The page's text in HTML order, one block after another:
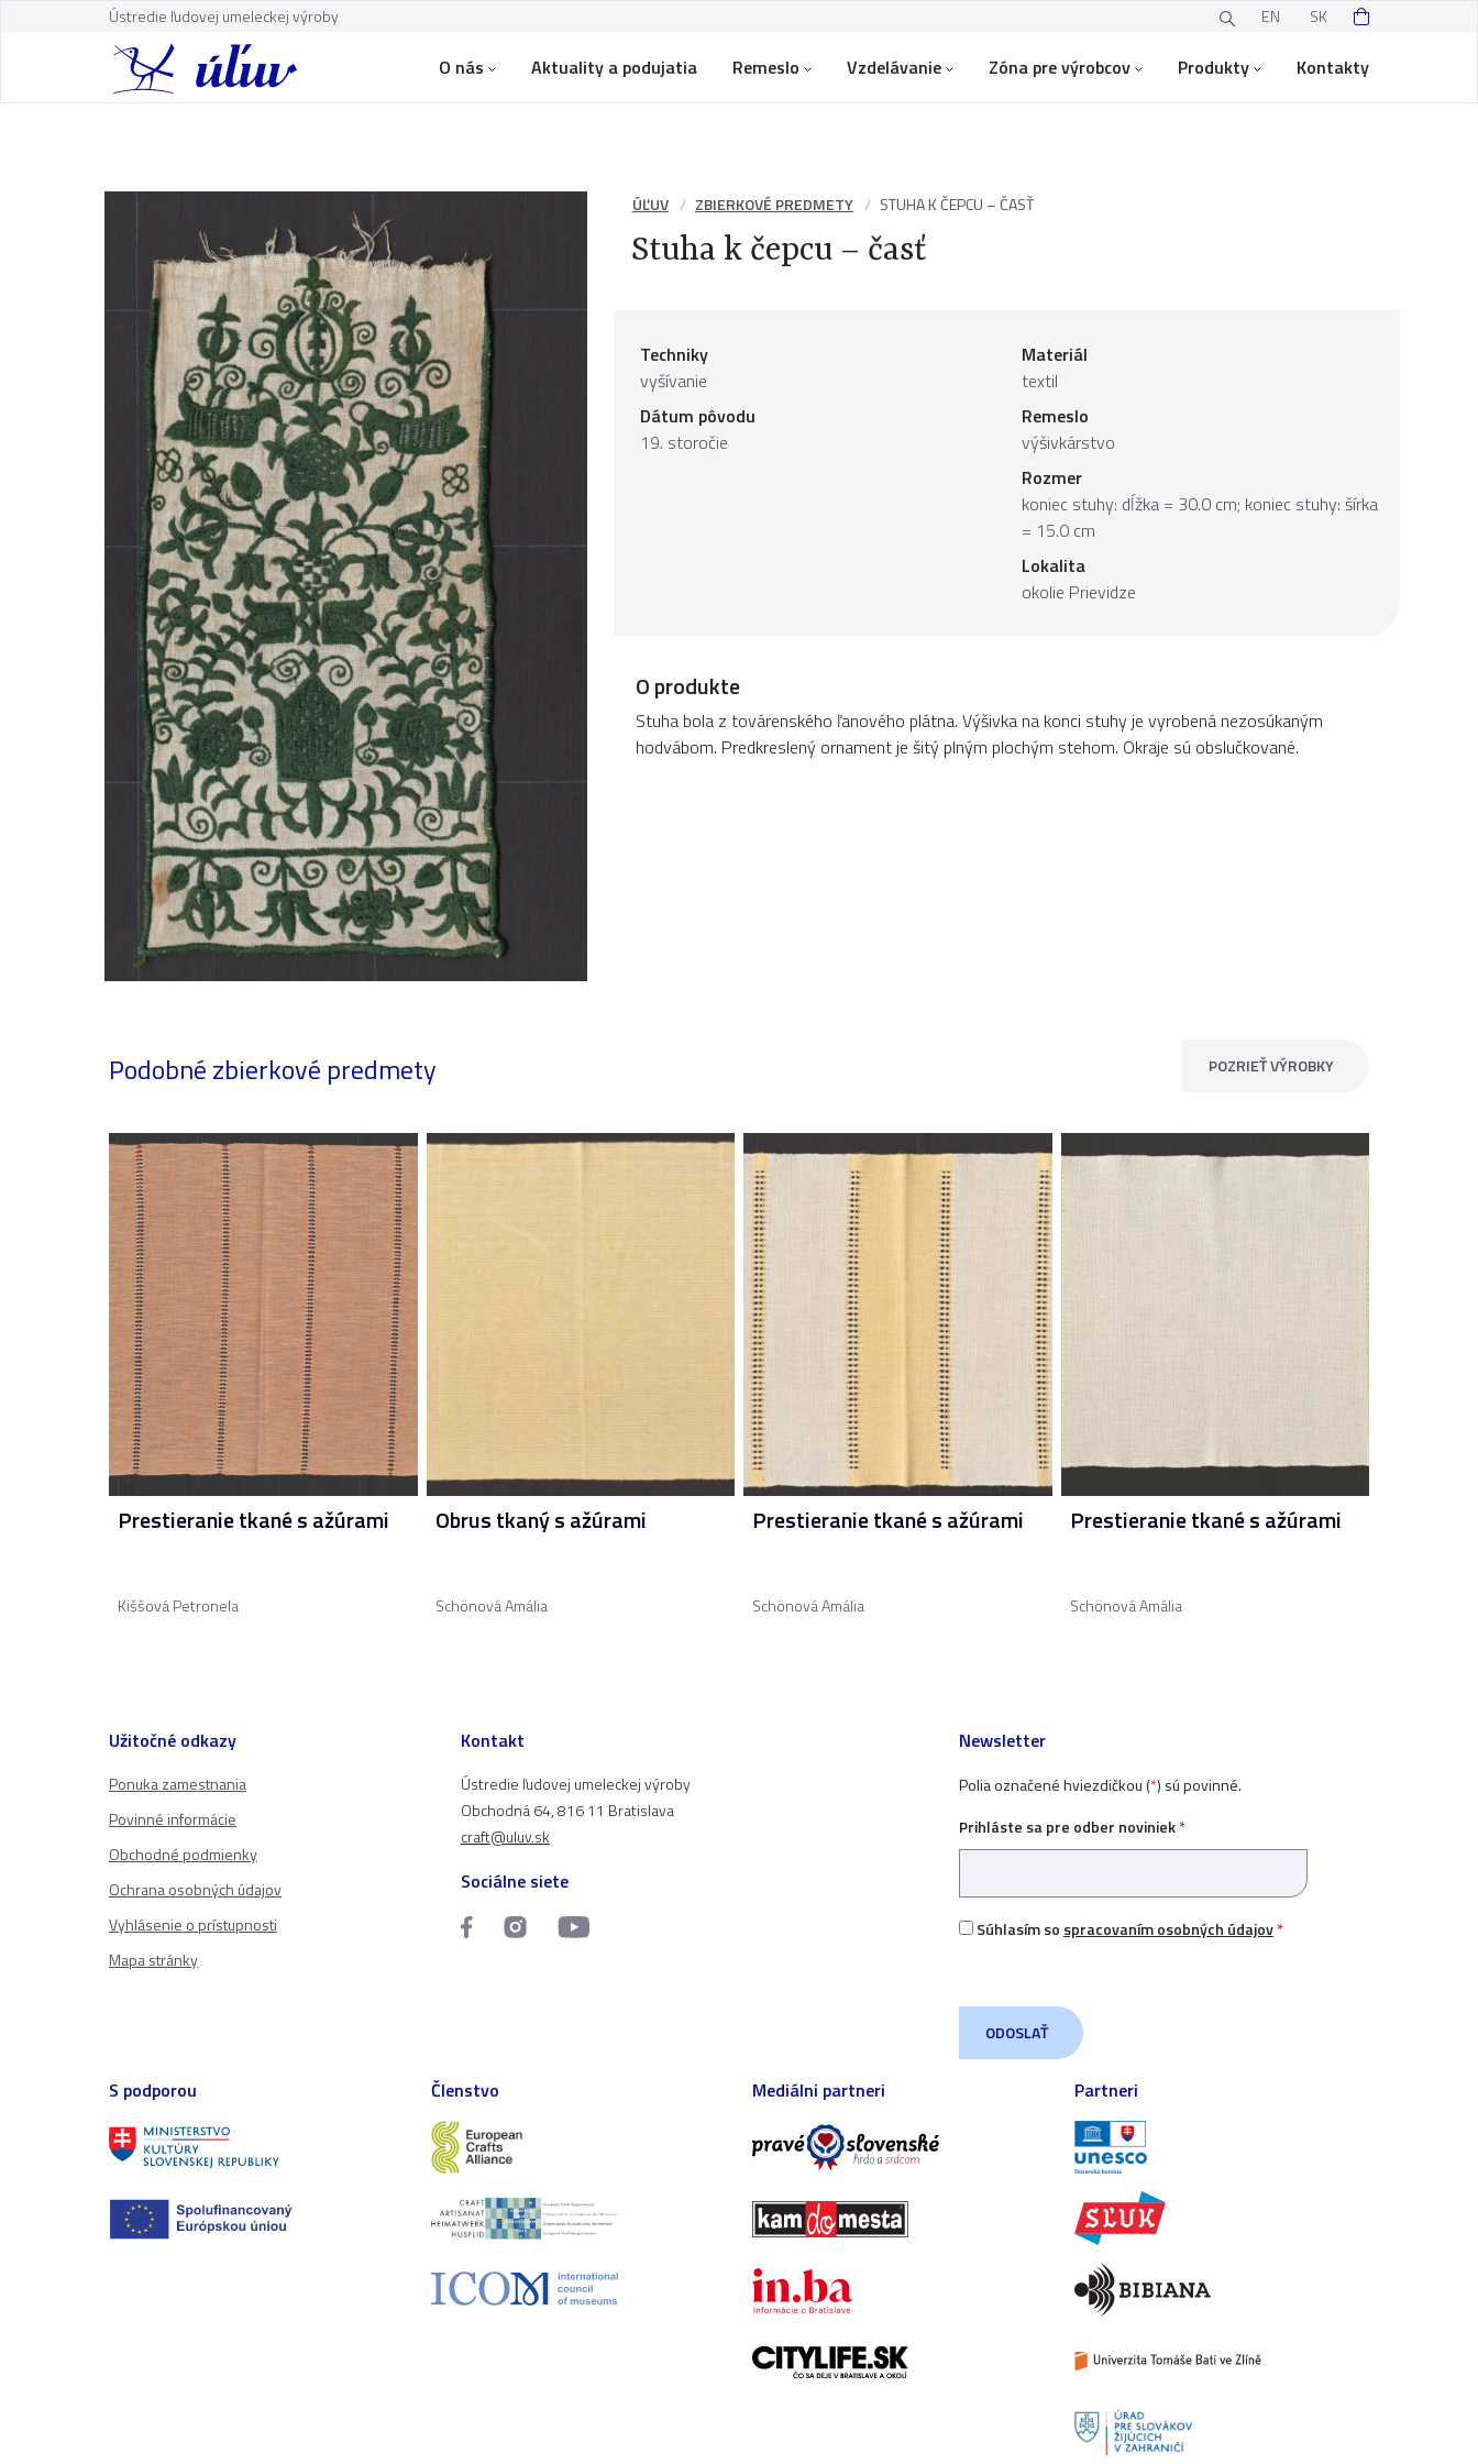
Ústredie ľudovej umeleckej výroby EN SK
O nás Aktuality a podujatia Remeslo Vzdelávanie Zóna pre výrobcov Produkty Kontakty
ÚĽUV ZBIERKOVÉ PREDMETY STUHA K ČEPCU – ČASŤ
Stuha k čepcu – časť
Techniky
vyšívanie
Dátum pôvodu
19. storočie
Materiál
textil
Remeslo
výšivkárstvo
Rozmer
koniec stuhy: dĺžka = 30.0 cm; koniec stuhy: šírka
= 15.0 cm
Lokalita
okolie Prievidze
O produkte
Stuha bola z továrenského ľanového plátna. Výšivka na konci stuhy je vyrobená nezosúkaným
hodvábom. Predkreslený ornament je šitý plným plochým stehom. Okraje sú obslučkované.
Podobné zbierkové predmety POZRIEŤ VÝROBKY
Prestieranie tkané s ažúrami
Kiššová Petronela
Obrus tkaný s ažúrami
Schönová Amália
Prestieranie tkané s ažúrami
Schönová Amália
Prestieranie tkané s ažúrami
Schönová Amália
Užitočné odkazy
Ponuka zamestnania
Povinné informácie
Obchodné podmienky
Ochrana osobných údajov
Vyhlásenie o prístupnosti
Mapa stránky
Kontakt
Ústredie ľudovej umeleckej výroby
Obchodná 64, 816 11 Bratislava
craft@uluv.sk
Sociálne siete
Newsletter
Polia označené hviezdičkou (*) sú povinné.
Prihláste sa pre odber noviniek*
Súhlasím so spracovaním osobných údajov*
S podporou Členstvo Mediálni partneri Partneri